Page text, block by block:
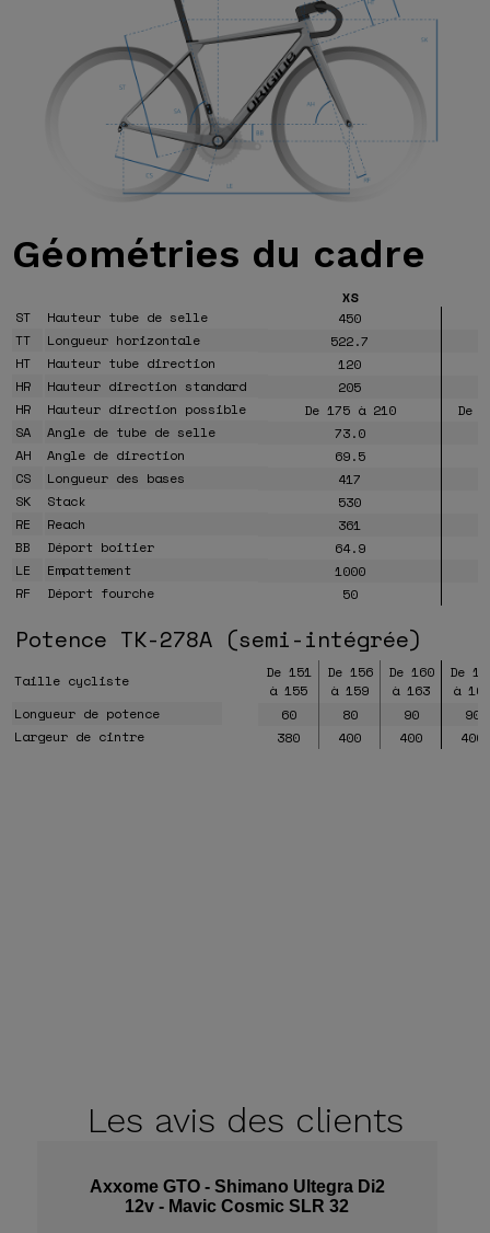
Géométries du cadre
XS
ST
Hauteur tube de selle
450
TT
Longueur horizontale 522.7
HT
Hauteur tube direction
120
HR
Hauteur direction standard
205
HR
Hauteur direction possible De 175 à 210
De
SA
Angle de tube de selle 73.0
AH
Angle de direction 69.5
CS
Longueur des bases
417
SK
Stack
530
RE
Reach
361
BB
Déport boitier 64.9
LE
Empattement 1000
RF
Déport fourche 50
Potence TK-278A (semi-intégrée)
Taille cycliste
De 151
à 155
De 156
à 159
De 160
à 163
De
à
Longueur de potence
60 80 90
90
Largeur de cintre
380 400 400 400
Les avis des clients
Axxome GTO - Shimano Ultegra Di2
12v - Mavic Cosmic SLR 32